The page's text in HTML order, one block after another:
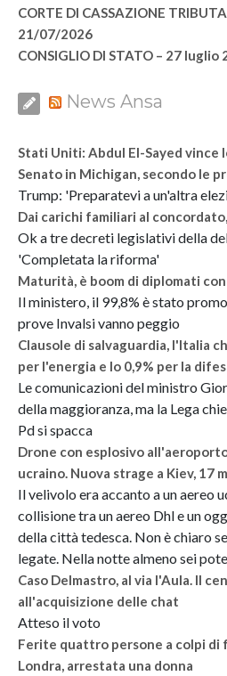
CORTE DI CASSAZIONE
21/07/2026
CONSIGLIO DI STATO – 27 luglio
News Ansa
Stati Uniti: Abdul El-Sayed vince
Senato in Michigan, secondo le
Trump: 'Preparatevi a un'altra
Dai carichi familiari al
Ok a tre decreti legislativi della
'Completata la riforma'
Maturità, è boom di diplomati
Il ministero, il 99,8% è stato
prove Invalsi vanno peggio
Clausole di salvaguardia, l'Italia
per l'energia e lo 0,9% per la
Le comunicazioni del ministro
della maggioranza, ma la Lega
Pd si spacca
Drone con esplosivo
ucraino. Nuova strage a Kiev, 17
Il velivolo era accanto a un aereo
collisione tra un aereo Dhl e un
della città tedesca. Non è chiaro
legate. Nella notte almeno sei
Caso Delmastro, al via l'Aula. Il
all'acquisizione delle chat
Atteso il voto
Ferite quattro persone a colpi di
Londra, arrestata una donna